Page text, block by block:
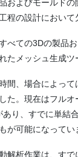
およびモールド
程の設計におい
べての3Dの製品
たメッシュ生成ツ
間、場合によっ
た。現在はフル
り、すでに単結
が可能になってい
解析作業は、す